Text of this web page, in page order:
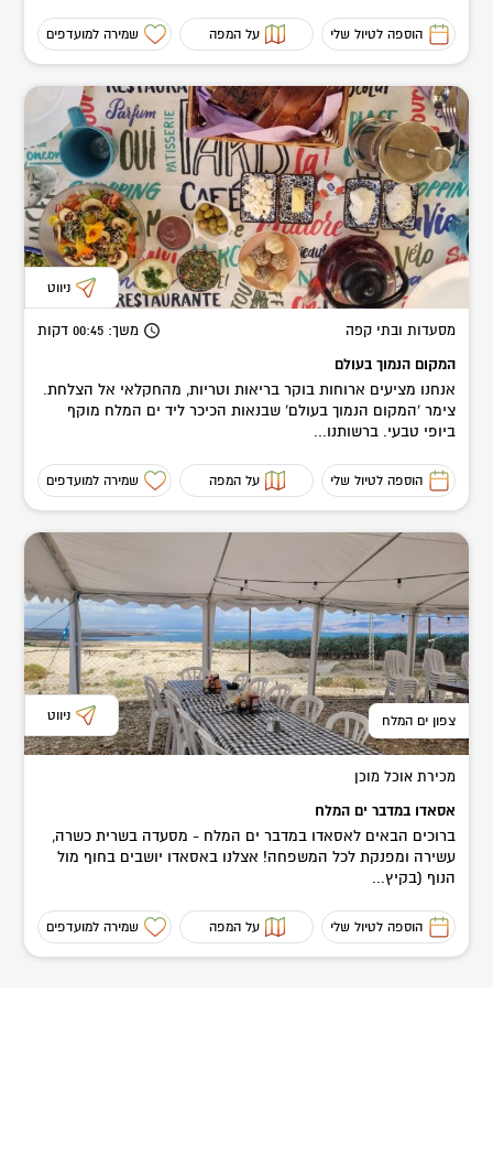
הוספה לטיול שלי על המפה שמירה למועדפים
ניווט
מסעדות ובתי קפה משך: 00:45 דקות
המקום הנמוך בעולם
אנחנו מציעים ארוחות בוקר בריאות וטריות, מהחקלאי אל הצלחת.
צימר ‘המקום הנמוך בעולם’ שבנאות הכיכר ליד ים המלח מוקף
ביופי טבעי. ברשותנו...
הוספה לטיול שלי על המפה שמירה למועדפים
צפון ים המלח ניווט
מכירת אוכל מוכן
אסאדו במדבר ים המלח
ברוכים הבאים לאסאדו במדבר ים המלח - מסעדה בשרית כשרה,
עשירה ומפנקת לכל המשפחה! אצלנו באסאדו יושבים בחוף מול
הנוף (בקיץ...
הוספה לטיול שלי על המפה שמירה למועדפים